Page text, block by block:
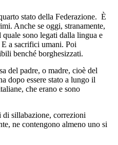
stato della Federazione. È
Anche se oggi, stranamente,
sono legati dalla lingua e
a sacrifici umani. Poi
benché borghesizzati.
del padre, o madre, cioè del
dopo essere stato a lungo il
che erano e sono
di sillabazione, correzioni
ne contengono almeno uno si